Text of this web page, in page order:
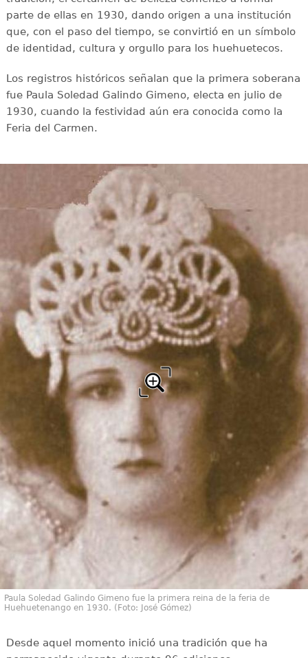
parte de ellas en 1930, dando origen a una institución
que, con el paso del tiempo, se convirtió en un símbolo
de identidad, cultura y orgullo para los huehuetecos.
Los registros históricos señalan que la primera soberana
fue Paula Soledad Galindo Gimeno, electa en julio de
1930, cuando la festividad aún era conocida como la
Feria del Carmen.
Paula Soledad Galindo Gimeno fue la primera reina de la feria de
Huehuetenango en 1930. (Foto: José Gómez)
Desde aquel momento inició una tradición que ha